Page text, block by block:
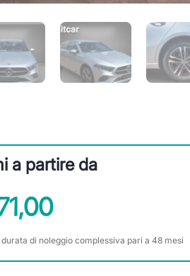
a partire da
di noleggio complessiva pari a 48 mesi